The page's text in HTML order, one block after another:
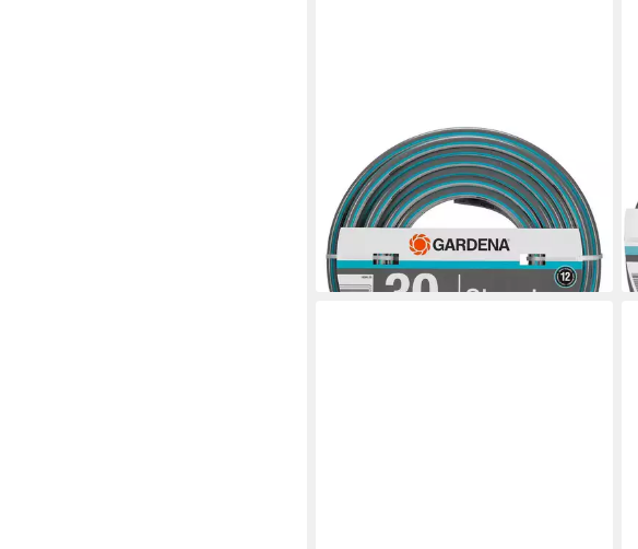
Gartenschlauch 18009-20, 13 mm
(1/2), 30 m
ab 33,29 €
(1,11 €/ 1 m)
lieferbar - in 4-5 Werktagen bei dir